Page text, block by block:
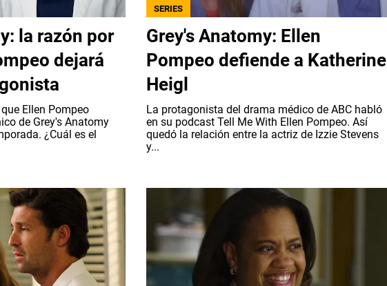
la razón por
dejará
Ellen Pompeo
de Grey's Anatomy
¿Cuál es el
SERIES
Grey's Anatomy: Ellen
Pompeo defiende a Katherine
Heigl
La protagonista del drama médico de ABC habló
en su podcast Tell Me With Ellen Pompeo. Así
quedó la relación entre la actriz de Izzie Stevens
y...